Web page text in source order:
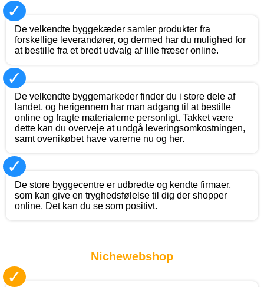
✓
De velkendte byggekæder samler produkter fra
forskellige leverandører, og dermed har du mulighed for
at bestille fra et bredt udvalg af lille fræser online.
✓
De velkendte byggemarkeder finder du i store dele af
landet, og herigennem har man adgang til at bestille
online og fragte materialerne personligt. Takket være
dette kan du overveje at undgå leveringsomkostningen,
samt ovenikøbet have varerne nu og her.
✓
De store byggecentre er udbredte og kendte firmaer,
som kan give en tryghedsfølelse til dig der shopper
online. Det kan du se som positivt.
Nichewebshop
✓